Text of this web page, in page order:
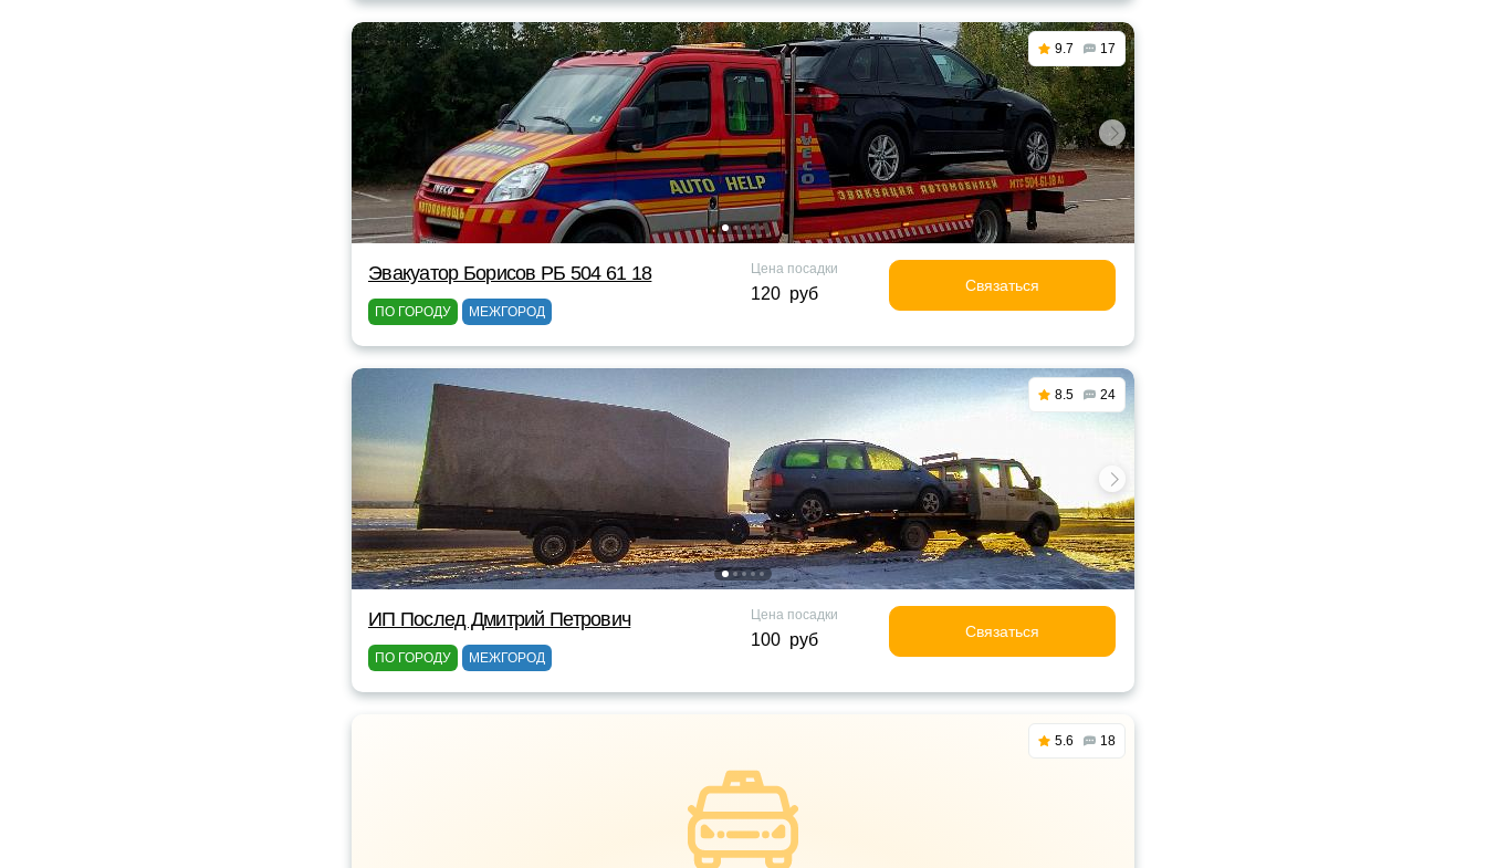
9.7 17
Эвакуатор Борисов РБ 504 61 18
ПО ГОРОДУ МЕЖГОРОД
Цена посадки
120 руб Связаться
8.5 24
ИП Послед Дмитрий Петрович
ПО ГОРОДУ МЕЖГОРОД
Цена посадки
100 руб Связаться
5.6 18